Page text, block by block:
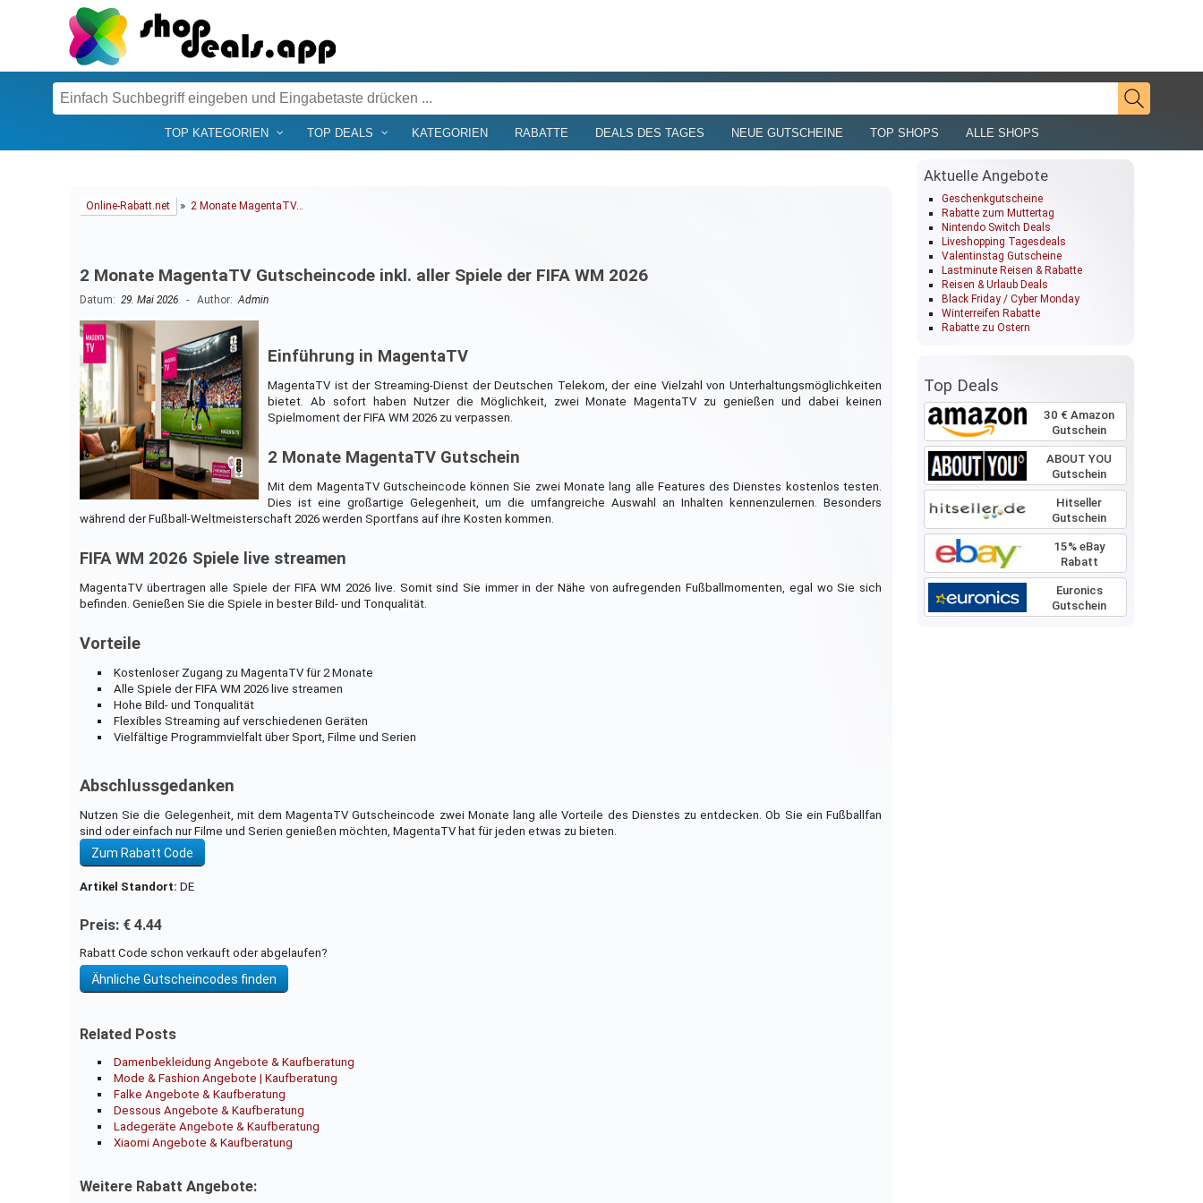
TOP KATEGORIEN TOP DEALS KATEGORIEN RABATTE DEALS DES TAGES NEUE GUTSCHEINE TOP SHOPS ALLE SHOPS
Online-Rabatt.net » 2 Monate MagentaTV…
2 Monate MagentaTV Gutscheincode inkl. aller Spiele der FIFA WM 2026
Datum: 29. Mai 2026- Author:Admin
Einführung in MagentaTV
MagentaTV ist der Streaming-Dienst der Deutschen Telekom, der eine Vielzahl von Unterhaltungsmöglichkeiten
bietet. Ab sofort haben Nutzer die Möglichkeit, zwei Monate MagentaTV zu genießen und dabei keinen
Spielmoment der FIFA WM 2026 zu verpassen.
2 Monate MagentaTV Gutschein
Mit dem MagentaTV Gutscheincode können Sie zwei Monate lang alle Features des Dienstes kostenlos testen.
Dies ist eine großartige Gelegenheit, um die umfangreiche Auswahl an Inhalten kennenzulernen. Besonders
während der Fußball-Weltmeisterschaft 2026 werden Sportfans auf ihre Kosten kommen.
FIFA WM 2026 Spiele live streamen
MagentaTV übertragen alle Spiele der FIFA WM 2026 live. Somit sind Sie immer in der Nähe von aufregenden Fußballmomenten, egal wo Sie sich
befinden. Genießen Sie die Spiele in bester Bild- und Tonqualität.
Vorteile
Kostenloser Zugang zu MagentaTV für 2 Monate
Alle Spiele der FIFA WM 2026 live streamen
Hohe Bild- und Tonqualität
Flexibles Streaming auf verschiedenen Geräten
Vielfältige Programmvielfalt über Sport, Filme und Serien
Abschlussgedanken
Nutzen Sie die Gelegenheit, mit dem MagentaTV Gutscheincode zwei Monate lang alle Vorteile des Dienstes zu entdecken. Ob Sie ein Fußballfan
sind oder einfach nur Filme und Serien genießen möchten, MagentaTV hat für jeden etwas zu bieten.
Zum Rabatt Code
Artikel Standort: DE
Preis: € 4.44
Rabatt Code schon verkauft oder abgelaufen?
Ähnliche Gutscheincodes finden
Related Posts
Damenbekleidung Angebote & Kaufberatung
Mode & Fashion Angebote | Kaufberatung
Falke Angebote & Kaufberatung
Dessous Angebote & Kaufberatung
Ladegeräte Angebote & Kaufberatung
Xiaomi Angebote & Kaufberatung
Weitere Rabatt Angebote:
Aktuelle Angebote
Geschenkgutscheine
Rabatte zum Muttertag
Nintendo Switch Deals
Liveshopping Tagesdeals
Valentinstag Gutscheine
Lastminute Reisen & Rabatte
Reisen & Urlaub Deals
Black Friday / Cyber Monday
Winterreifen Rabatte
Rabatte zu Ostern
Top Deals
30 € Amazon
Gutschein
ABOUT YOU
Gutschein
Hitseller
Gutschein
15% eBay
Rabatt
Euronics
Gutschein